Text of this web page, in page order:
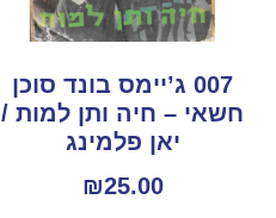
007 ג’יימס בונד סוכן
חשאי – חיה ותן למות /
יאן פלמינג
₪25.00